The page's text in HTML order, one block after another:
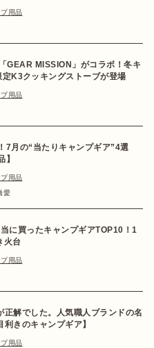
用品
GEAR MISSION」がコラボ！冬キ
K3クッキングストーブが登場
用品
7月の“当たりキャンプギア”4選
】
用品
愛
に買ったキャンプギアTOP10！1
火台
用品
正解でした。人気職人ブランドの名
きのキャンプギア】
用品